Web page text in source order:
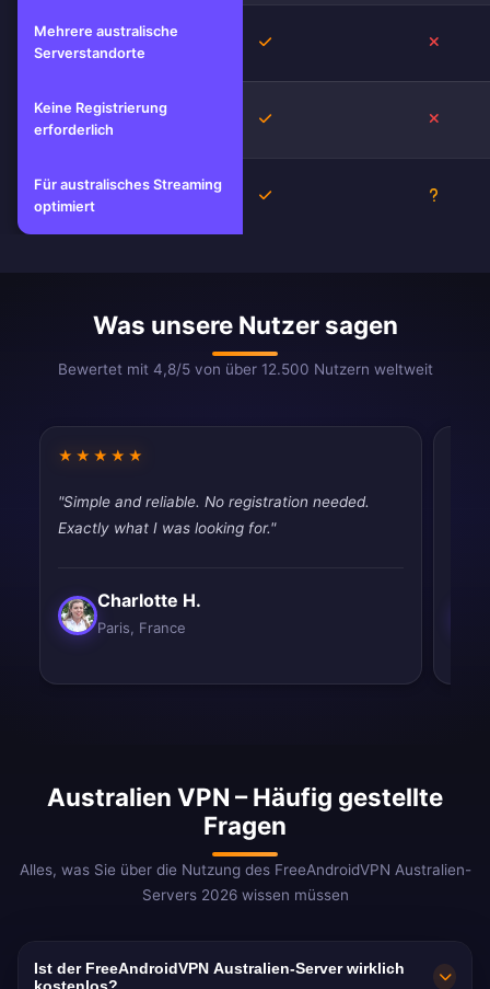
Mehrere australische
Serverstandorte
Ja
Keine Registrierung
erforderlich
Ja
Für australisches Streaming
optimiert
Ja
Was unsere Nutzer sagen
Bewertet mit 4,8/5 von über 12.500 Nutzern weltweit
★★★★★
"Simple and reliable. No registration needed.
Exactly what I was looking for."
Charlotte H.
Paris, France
Australien VPN – Häufig gestellte
Fragen
Alles, was Sie über die Nutzung des FreeAndroidVPN Australien-
Servers 2026 wissen müssen
Ist der FreeAndroidVPN Australien-Server wirklich